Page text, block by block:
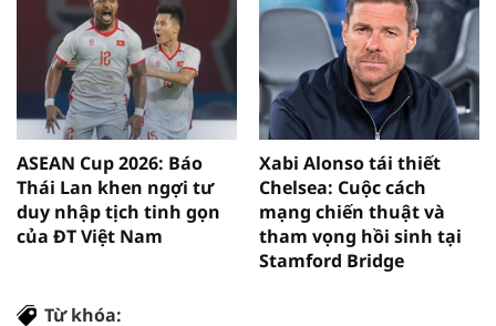
ASEAN Cup 2026: Báo
Thái Lan khen ngợi tư
duy nhập tịch tinh gọn
của ĐT Việt Nam
Xabi Alonso tái thiết
Chelsea: Cuộc cách
mạng chiến thuật và
tham vọng hồi sinh tại
Stamford Bridge
Từ khóa: